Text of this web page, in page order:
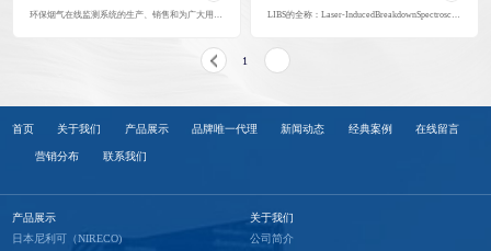
环保烟气在线监测系统的生产、销售和为广大用户提供在线监测设备的运维服务。 LIBS的全称：Laser-InducedBreakdownSpectroscopy(激光诱导击穿光谱仪)，系统将高能激光施加在样品上，在样品的表面形成激光光斑（等离子体）而使样品激发发光，这些光…
1
首页 关于我们 产品展示 品牌唯一代理 新闻动态 经典案例 在线留言
营销分布 联系我们
产品展示
日本尼利可（NIRECO)
关于我们
公司简介